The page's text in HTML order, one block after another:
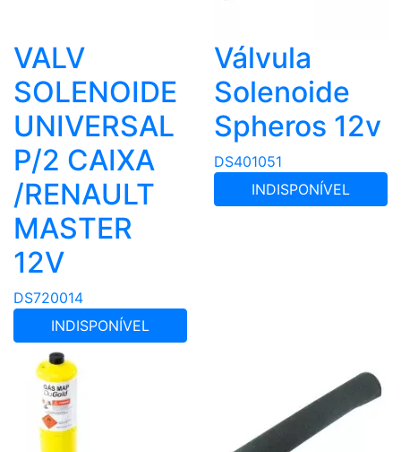
VALV
SOLENOIDE
UNIVERSAL
P/2 CAIXA
/RENAULT
MASTER
12V
DS720014
INDISPONÍVEL
Válvula
Solenoide
Spheros 12v
DS401051
INDISPONÍVEL